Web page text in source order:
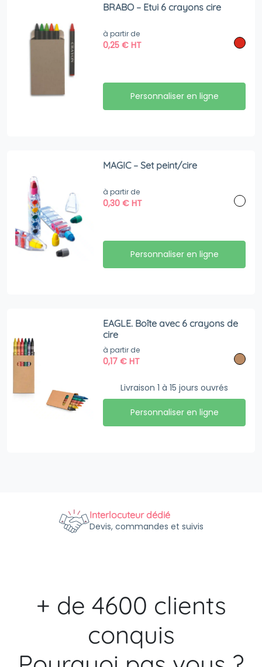
BRABO – Etui 6 crayons cire
à partir de
0,25€ HT
Personnaliser en ligne
MAGIC – Set peint/cire
à partir de
0,30€ HT
Personnaliser en ligne
EAGLE. Boîte avec 6 crayons de
cire
à partir de
0,17€ HT
Livraison 1 à 15 jours ouvrés
Personnaliser en ligne
Interlocuteur dédié
Devis, commandes et suivis
+ de 4600 clients
conquis